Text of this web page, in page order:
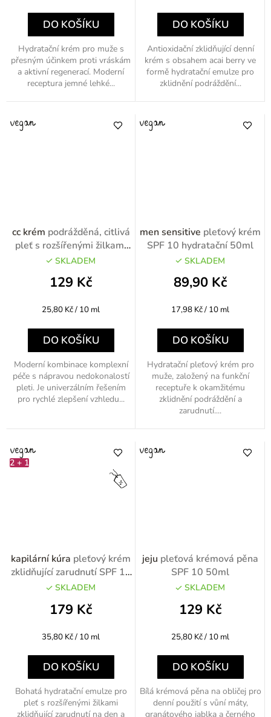
DO KOŠÍKU
Hydratační krém pro muže s
přesným účinkem proti vráskám
a aktivní regenerací. Moderní
receptura jemné lehké...
DO KOŠÍKU
Antioxidační zklidňující denní
krém s obsahem acai berry ve
formě hydratační emulze pro
zklidnění podráždění...
cc krém podrážděná, citlivá
pleť s rozšířenými žilkami
SPF 10 50ml
SKLADEM
129 Kč
Měrná
25,80 Kč / 10 ml
DO KOŠÍKU
Moderní kombinace komplexní
péče s nápravou nedokonalostí
pleti. Je univerzálním řešením
pro rychlé zlepšení vzhledu...
men sensitive pleťový krém
SPF 10 hydratační 50ml
SKLADEM
89,90 Kč
Měrná
17,98 Kč / 10 ml
DO KOŠÍKU
Hydratační pleťový krém pro
muže, založený na funkční
receptuře k okamžitému
zklidnění podráždění a
zarudnutí....
2 + 1
kapilární kúra pleťový krém
zklidňující zarudnutí SPF 10
50ml
SKLADEM
179 Kč
Měrná
35,80 Kč / 10 ml
DO KOŠÍKU
Bohatá hydratační emulze pro
pleť s rozšířenými žilkami
zklidňující zarudnutí na den a
jeju pleťová krémová pěna
SPF 10 50ml
SKLADEM
129 Kč
Měrná
25,80 Kč / 10 ml
DO KOŠÍKU
Bílá krémová pěna na obličej pro
denní použití s vůní máty,
granátového jablka a černého